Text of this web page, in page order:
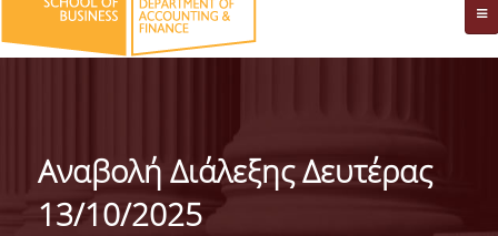
* ΠΛΗΡΟΦΟΡΙΕΣ ΓΙΑ ΜΑΘΗΤΕΣ ΛΥΚΕΙΟΥ *
ΜΕ ΜΙΑ ΜΑΤΙΑ
ΔΙΟΙΚΗΣΗ ΤΟΥ ΤΜΗΜΑΤΟΣ
Αναβολή Διάλεξης Δευτέρας
13/10/2025